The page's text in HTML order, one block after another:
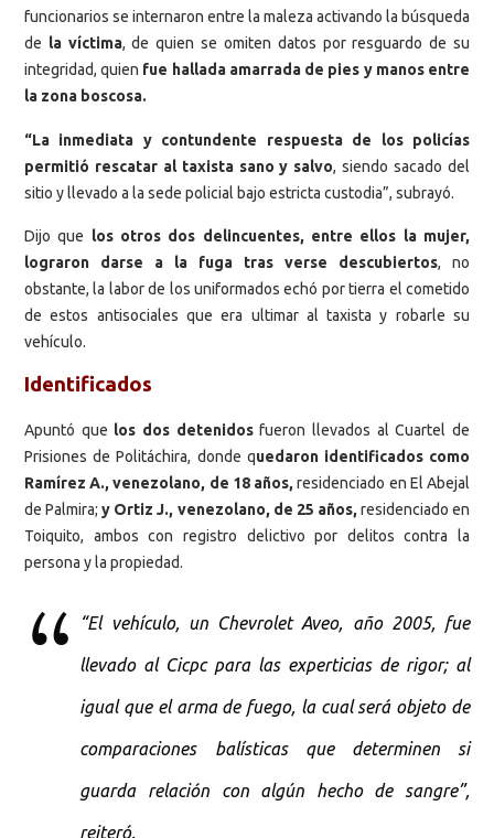
funcionarios se internaron entre la maleza activando la búsqueda
de la víctima, de quien se omiten datos por resguardo de su
integridad, quien fue hallada amarrada de pies y manos entre
la zona boscosa.
“La inmediata y contundente respuesta de los policías
permitió rescatar al taxista sano y salvo, siendo sacado del
sitio y llevado a la sede policial bajo estricta custodia”, subrayó.
Dijo que los otros dos delincuentes, entre ellos la mujer,
lograron darse a la fuga tras verse descubiertos, no
obstante, la labor de los uniformados echó por tierra el cometido
de estos antisociales que era ultimar al taxista y robarle su
vehículo.
Identificados
Apuntó que los dos detenidosfueron llevados al Cuartel de
Prisiones de Politáchira, donde quedaron identificados como
Ramírez A., venezolano, de 18 años, residenciado en El Abejal
de Palmira;y Ortiz J., venezolano, de 25 años, residenciado en
Toiquito, ambos con registro delictivo por delitos contra la
persona y la propiedad.
“El vehículo, un Chevrolet Aveo, año 2005, fue
llevado al Cicpc para las experticias de rigor; al
igual que el arma de fuego, la cual será objeto de
comparaciones balísticas que determinen si
guarda relación con algún hecho de sangre”,
reiteró.